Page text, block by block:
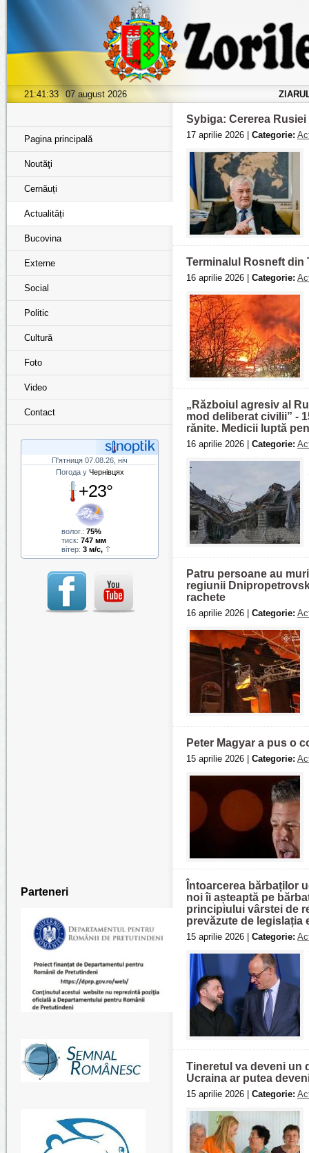
21:41:35 07 august 2026
Pagina principală
Noutăţi
Cernăuți
Actualități
Bucovina
Externe
Social
Politic
Cultură
Foto
Video
Contact
П'ятниця 07.08.26, ніч
Погода у Чернівцях
+23°
волог.: 75%
тиск: 747 мм
вітер: 3 м/с,
Parteneri
Sybiga: Cererea
17 aprilie 2026 | Categorie:
Terminalul Rosneft din
16 aprilie 2026 | Categorie:
„Războiul agresiv al
mod deliberat civilii” -
rănite. Medicii luptă
16 aprilie 2026 | Categorie:
Patru persoane au
regiunii
rachete
16 aprilie 2026 | Categorie:
Peter Magyar a pus o
15 aprilie 2026 | Categorie:
Întoarcerea bărbaților
noi îi așteaptă pe
principiului vârstei de
prevăzute de legislația
15 aprilie 2026 | Categorie:
Tineretul va deveni un
Ucraina ar putea
15 aprilie 2026 | Categorie: